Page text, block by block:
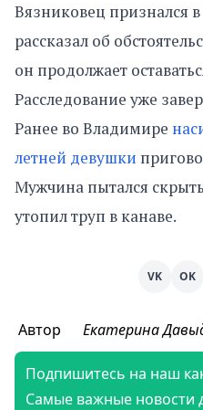
Вязниковец признался
рассказал об
он продолжает
Расследование уже
Ранее во Владимире
летней девушки
Мужчина пытался
утопил труп в канаве.
VK OK
Автор Екатерина
Подпишитесь на наш
Самые важные новости